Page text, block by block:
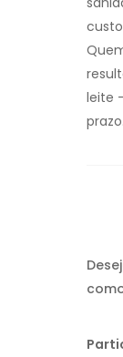
leite
prazo.